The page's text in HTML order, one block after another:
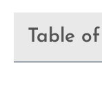
Table